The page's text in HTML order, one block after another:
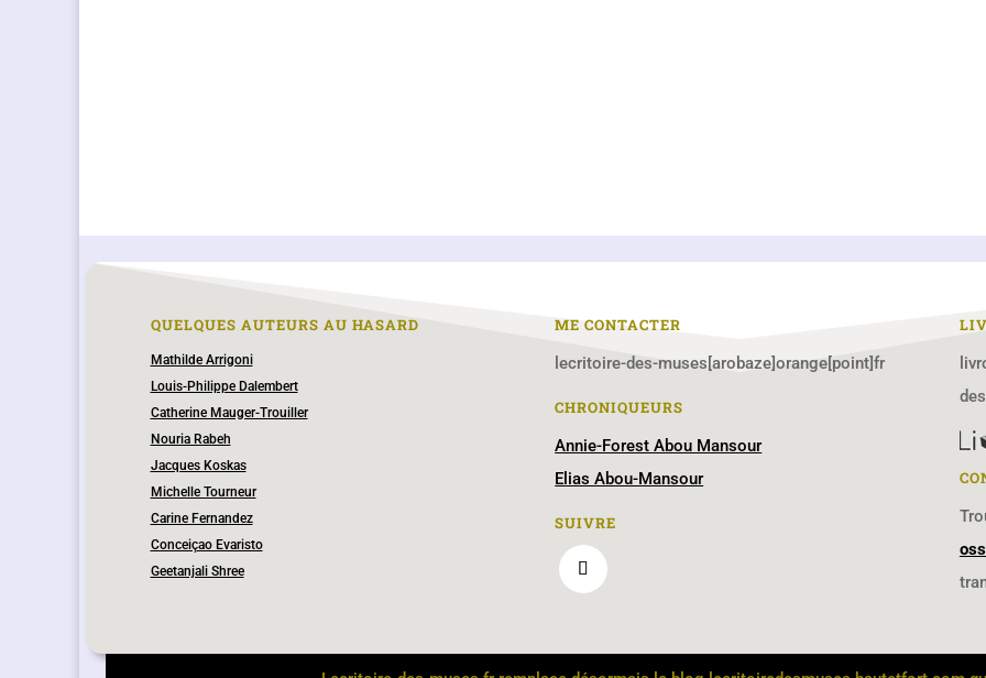
QUELQUES AUTEURS AU HASARD
Mathilde Arrigoni
Louis-Philippe Dalembert
Catherine Mauger-Trouiller
Nouria Rabeh
Jacques Koskas
Michelle Tourneur
Carine Fernandez
Conceiçao Evaristo
Geetanjali Shree
ME CONTACTER
lecritoire-des-muses[arobaze]orange[point]fr
CHRONIQUEURS
Annie-Forest Abou Mansour
Elias Abou-Mansour
SUIVRE
des